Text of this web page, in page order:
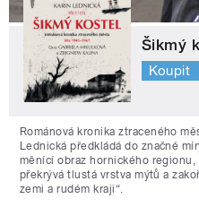
Šikmý
Koupit
Románová kronika ztraceného
Lednická předkládá do značné
měnící obraz hornického
překrývá tlustá vrstva mýtů a
zemi a rudém kraji“.